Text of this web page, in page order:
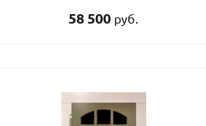
58 500 руб.